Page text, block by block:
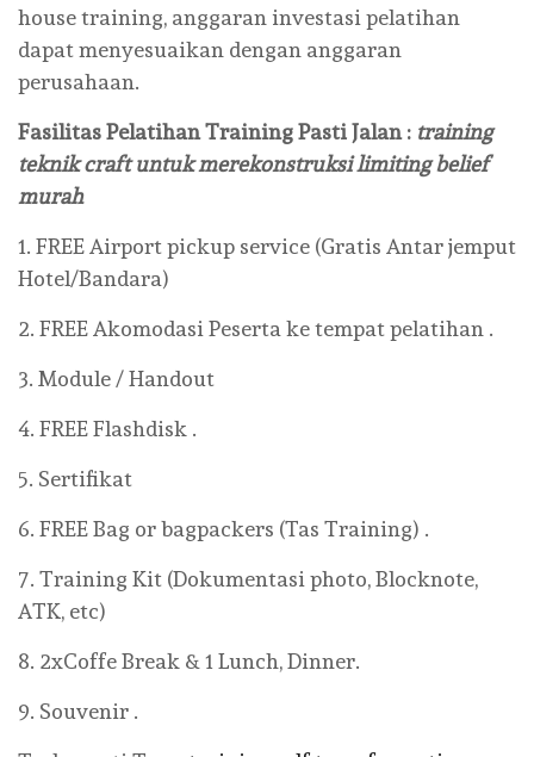
house training, anggaran investasi pelatihan
dapat menyesuaikan dengan anggaran
perusahaan.
Fasilitas Pelatihan TrainingPasti Jalan: training
teknik craft untuk merekonstruksi limiting belief
murah
1. FREE Airport pickup service (Gratis Antar jemput
Hotel/Bandara)
2. FREE Akomodasi Peserta ke tempat pelatihan .
3. Module / Handout
4. FREE Flashdisk .
5. Sertifikat
6. FREE Bag or bagpackers (Tas Training) .
7. Training Kit (Dokumentasi photo, Blocknote,
ATK, etc)
8. 2xCoffe Break & 1 Lunch, Dinner.
9. Souvenir .